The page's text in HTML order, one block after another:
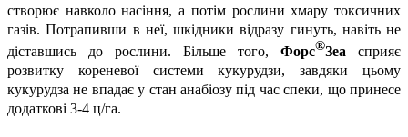
створює навколо насіння, а потім рослини хмару токсичних
газів. Потрапивши в неї, шкідники відразу гинуть, навіть не
діставшись до рослини. Більше того, Форс®Зеа сприяє
розвитку кореневої системи кукурудзи, завдяки цьому
кукурудза не впадає у стан анабіозу під час спеки, що принесе
додаткові 3-4 ц/га.